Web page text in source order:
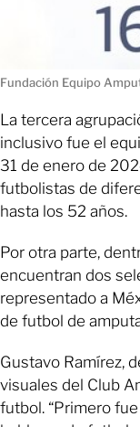
Fundación Equipo
La tercera
inclusivo fue el
31 de enero de
futbolistas de
hasta los 52 años.
Por otra parte,
encuentran dos
representado a
de futbol de
Gustavo Ramírez,
visuales del Club
futbol. “Primero